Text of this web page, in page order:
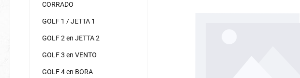
CORRADO
GOLF 1 / JETTA 1
GOLF 2 en JETTA 2
GOLF 3 en VENTO
GOLF 4 en BORA